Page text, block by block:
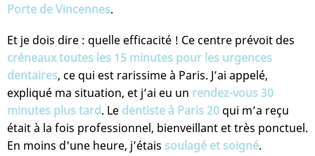
Porte de Vincennes.
Et je dois dire : quelle efficacité ! Ce centre prévoit des
créneaux toutes les 15 minutes pour les urgences
dentaires, ce qui est rarissime à Paris. J’ai appelé,
expliqué ma situation, et j’ai eu un rendez-vous 30
minutes plus tard. Le dentiste à Paris 20 qui m’a reçu
était à la fois professionnel, bienveillant et très ponctuel.
En moins d'une heure, j’étais soulagé et soigné.